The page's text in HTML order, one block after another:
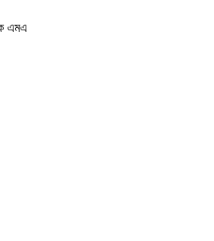
এমএ (বাংলা) এবং ডিফিল (১৯৬০)।